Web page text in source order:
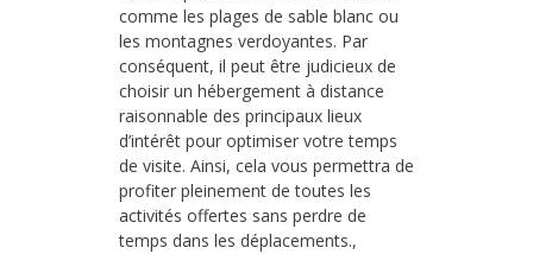
comme les plages de sable blanc ou
les montagnes verdoyantes. Par
conséquent, il peut être judicieux de
choisir un hébergement à distance
raisonnable des principaux lieux
d’intérêt pour optimiser votre temps
de visite. Ainsi, cela vous permettra de
profiter pleinement de toutes les
activités offertes sans perdre de
temps dans les déplacements.,